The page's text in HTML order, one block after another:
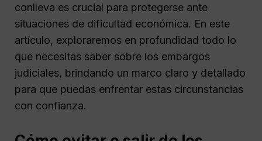
conlleva es crucial para protegerse ante
situaciones de dificultad económica. En este
artículo, exploraremos en profundidad todo lo
que necesitas saber sobre los embargos
judiciales, brindando un marco claro y detallado
para que puedas enfrentar estas circunstancias
con confianza.